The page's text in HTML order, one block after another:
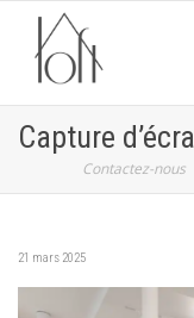
Capture
Contactez-nous
21 mars 2025